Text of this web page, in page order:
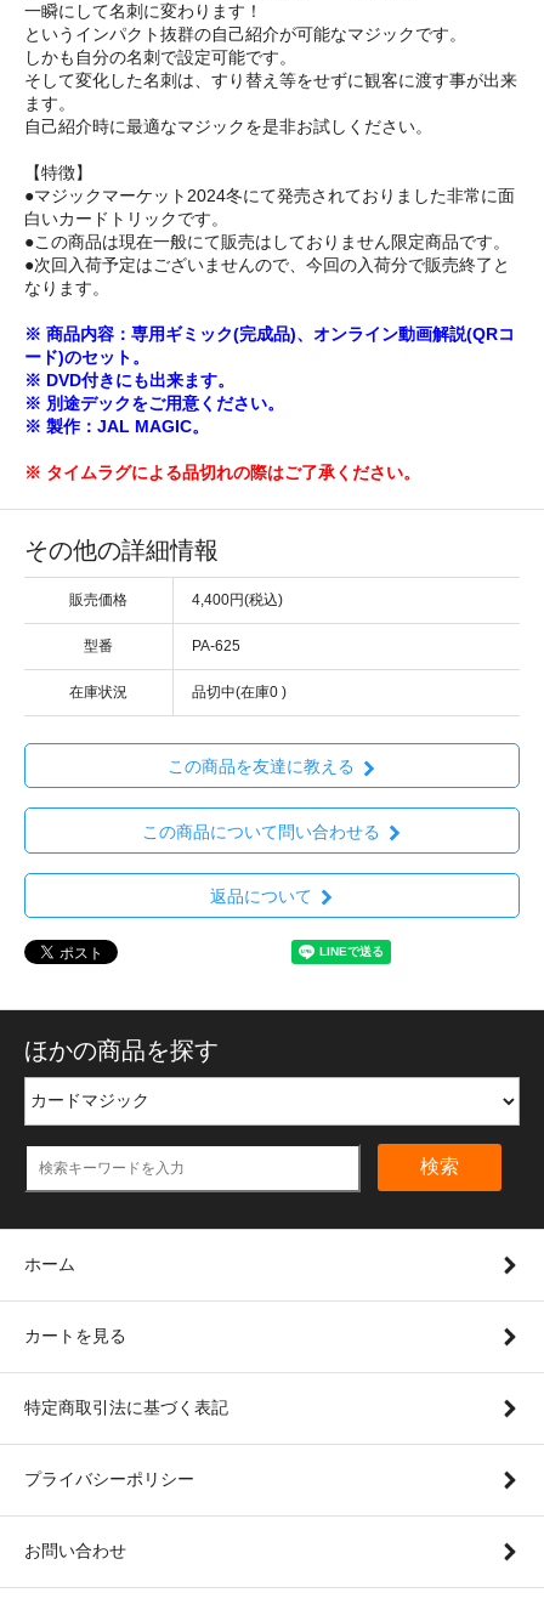
一瞬にして名刺に変わります！
というインパクト抜群の自己紹介が可能なマジックです。
しかも自分の名刺で設定可能です。
そして変化した名刺は、すり替え等をせずに観客に渡す事が出来
ます。
自己紹介時に最適なマジックを是非お試しください。
【特徴】
●マジックマーケット2024冬にて発売されておりました非常に面
白いカードトリックです。
●この商品は現在一般にて販売はしておりません限定商品です。
●次回入荷予定はございませんので、今回の入荷分で販売終了と
なります。
※ 商品内容：専用ギミック(完成品)、オンライン動画解説(QRコ
ード)のセット。
※ DVD付きにも出来ます。
※ 別途デックをご用意ください。
※ 製作：JAL MAGIC。
※ タイムラグによる品切れの際はご了承ください。
その他の詳細情報
販売価格 4,400円(税込)
型番 PA-625
在庫状況 品切中(在庫0 )
この商品を友達に教える
この商品について問い合わせる
返品について
ほかの商品を探す
検索
ホーム
カートを見る
特定商取引法に基づく表記
プライバシーポリシー
お問い合わせ